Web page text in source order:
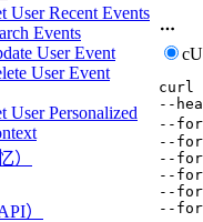
User Recent Events
Events
User Event
User Event
User Personalized
）
）
curl
--
--
--
--
--
--
--